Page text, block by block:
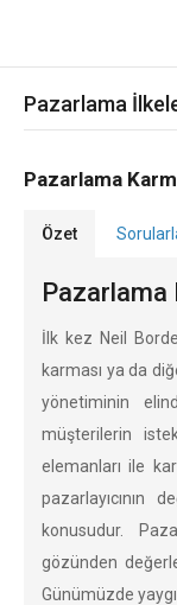
Pazarlama
Pazarlama
Özet
Pazarlama
İlk kez Neil
karması ya da
yönetiminin
müşterilerin
elemanları ile
pazarlayıcının
konusudur.
gözünden
Günümüzde